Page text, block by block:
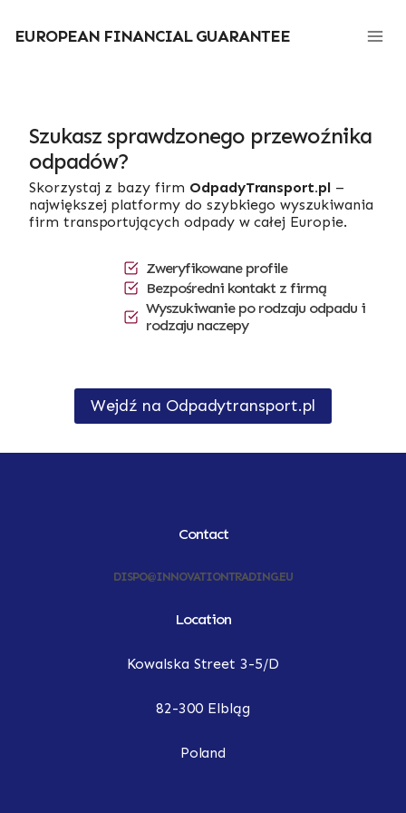
treści
EUROPEAN FINANCIAL GUARANTEE
Szukasz sprawdzonego przewoźnika
odpadów?
Skorzystaj z bazy firm OdpadyTransport.pl–
największej platformy do szybkiego wyszukiwania
firm transportujących odpady w całej Europie.
Zweryfikowane profile
Bezpośredni kontakt z firmą
Wyszukiwanie po rodzaju odpadu i
rodzaju naczepy
Wejdź na Odpadytransport.pl
Contact
DISPO@INNOVATIONTRADING.EU
Location
Kowalska Street 3-5/D
82-300 Elbląg
Poland